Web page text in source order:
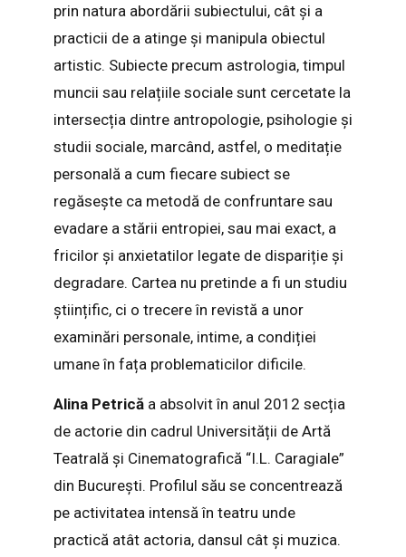
prin natura abordării subiectului, cât și a
practicii de a atinge și manipula obiectul
artistic. Subiecte precum astrologia, timpul
muncii sau relațiile sociale sunt cercetate la
intersecția dintre antropologie, psihologie și
studii sociale, marcând, astfel, o meditație
personală a cum fiecare subiect se
regăsește ca metodă de confruntare sau
evadare a stării entropiei, sau mai exact, a
fricilor și anxietatilor legate de dispariție și
degradare. Cartea nu pretinde a fi un studiu
științific, ci o trecere în revistă a unor
examinări personale, intime, a condiției
umane în fața problematicilor dificile.
Alina Petricăa absolvit în anul 2012 secția
de actorie din cadrul Universității de Artă
Teatrală și Cinematografică “I.L. Caragiale”
din București. Profilul său se concentrează
pe activitatea intensă în teatru unde
practică atât actoria, dansul cât și muzica.